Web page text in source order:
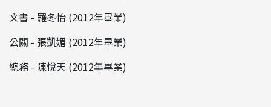
文書 - 羅冬怡 (2012年畢業)
公關 - 張凱媚 (2012年畢業)
總務 - 陳悅天 (2012年畢業)